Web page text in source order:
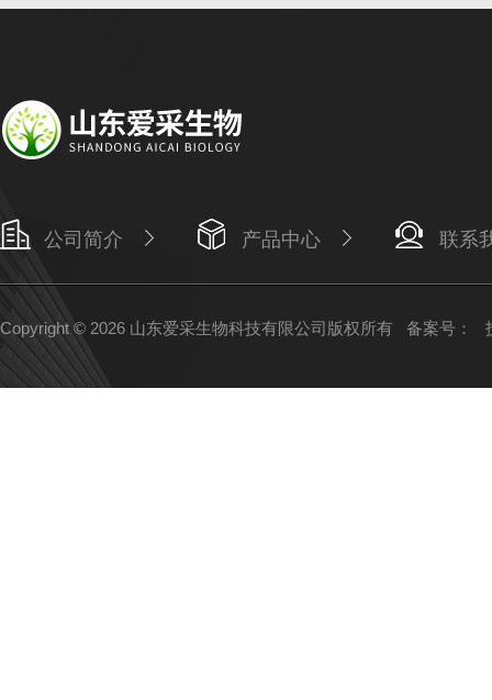
公司简介 产品中心 联系
Copyright © 2026 山东爱采生物科技有限公司版权所有 备案号：